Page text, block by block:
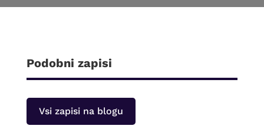
Podobni zapisi
Vsi zapisi na blogu